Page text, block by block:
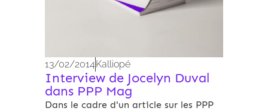
13/02/2014Kalliopé
Interview de Jocelyn Duval
dans PPP Mag
Dans le cadre d'un article sur les PPP